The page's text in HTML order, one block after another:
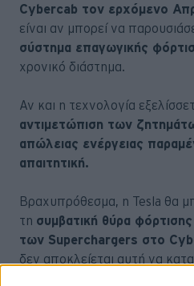
Cybercab τον ερχόμενο
είναι αν μπορεί να
σύστημα επαγωγικής
χρονικό διάστημα.
Αν και η τεχνολογία
αντιμετώπιση των
απώλειας ενέργειας
απαιτητική.
Βραχυπρόθεσμα, η Tesla θα
τη συμβατική θύρα
των Superchargers στο
δεν αποκλείεται αυτή να
επαγωγική φόρτιση